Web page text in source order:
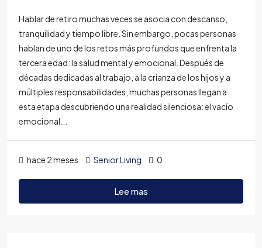
Hablar de retiro muchas veces se asocia con descanso,
tranquilidad y tiempo libre. Sin embargo, pocas personas
hablan de uno de los retos más profundos que enfrenta la
tercera edad: la salud mental y emocional. Después de
décadas dedicadas al trabajo, a la crianza de los hijos y a
múltiples responsabilidades, muchas personas llegan a
esta etapa descubriendo una realidad silenciosa: el vacío
emocional...
hace 2 meses Senior Living 0
Lee mas